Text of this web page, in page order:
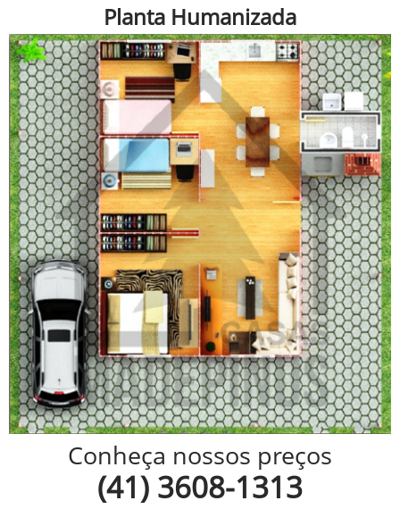
Planta Humanizada
Conheça nossos preços
(41) 3608-1313